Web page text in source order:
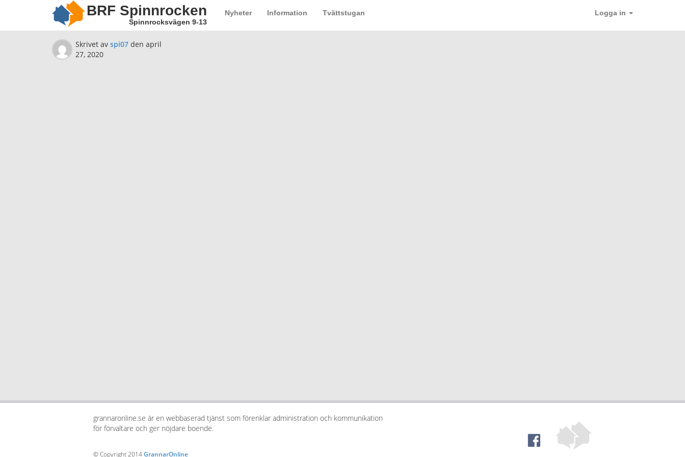
BRF Spinnrocken
Spinnrocksvägen 9-13
Nyheter Information Tvättstugan Logga in
Skrivet av spi07 den april
27, 2020
grannaronline.se är en webbaserad tjänst som förenklar administration och kommunikation
för förvaltare och ger nöjdare boende.
© Copyright 2014GrannarOnline